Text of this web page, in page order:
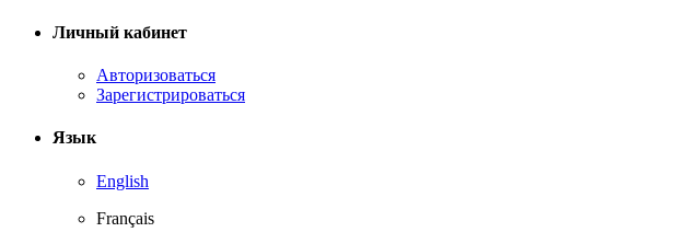
Личный кабинет
Авторизоваться
Зарегистрироваться
Язык
English
Français